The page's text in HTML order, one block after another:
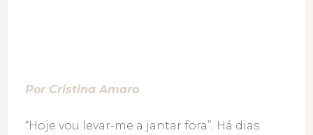
Por Cristina Amaro
“Hoje vou levar-me a jantar fora”. Há dias